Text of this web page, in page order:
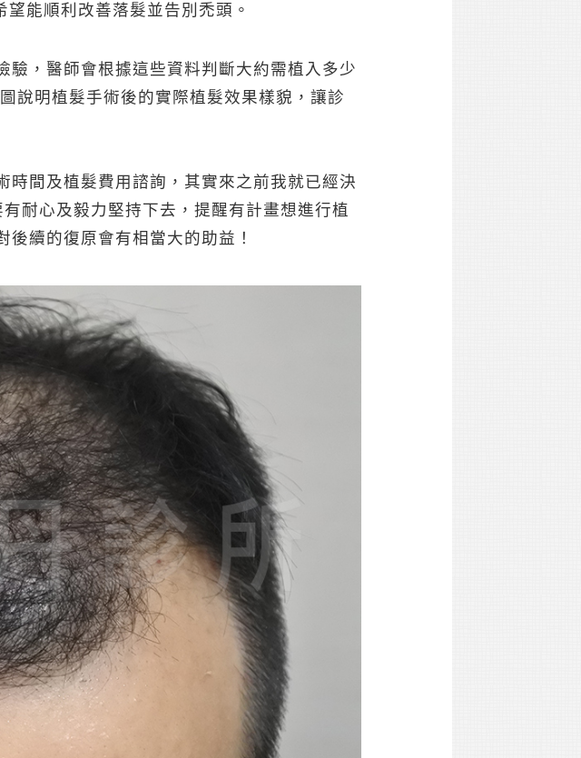
能順利改善落髮並告別禿頭。
，醫師會根據這些資料判斷大約需植入多少
說明植髮手術後的實際植髮效果樣貌，讓診
間及植髮費用諮詢，其實來之前我就已經決
耐心及毅力堅持下去，提醒有計畫想進行植
續的復原會有相當大的助益！